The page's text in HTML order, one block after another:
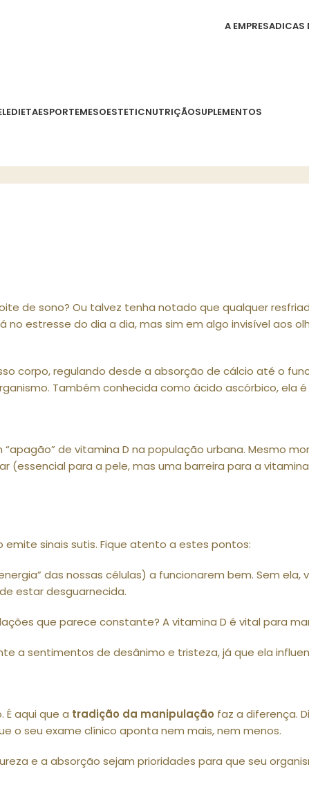
A EMPRESADICAS
DIETAESPORTEMESOESTETICNUTRIÇÃOSUPLEMENTOS
de sono? Ou talvez tenha notado que qualquer
estresse do dia a dia, mas sim em algo invisível aos
corpo, regulando desde a absorção de cálcio até o
Também conhecida como ácido ascórbico, ela
de vitamina D na população urbana. Mesmo
para a pele, mas uma barreira para a
sinais sutis. Fique atento a estes pontos:
das nossas células) a funcionarem bem. Sem
estar desguarnecida.
que parece constante? A vitamina D é vital para
a sentimentos de desânimo e tristeza, já que ela
É aqui que a tradição da manipulação faz a diferença.
o seu exame clínico aponta nem mais, nem menos.
e a absorção sejam prioridades para que seu